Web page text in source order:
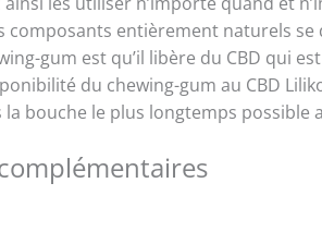
composants entièrement naturels
gum est qu’il libère du CBD qui
du chewing-gum au CBD
la bouche le plus longtemps